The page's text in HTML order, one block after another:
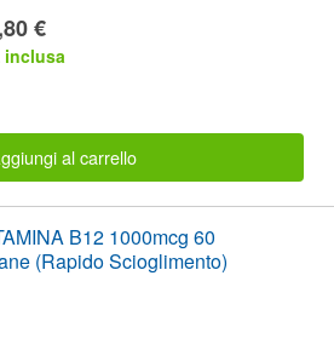
€
inclusa
al carrello
B12 1000mcg 60
(Rapido Scioglimento)